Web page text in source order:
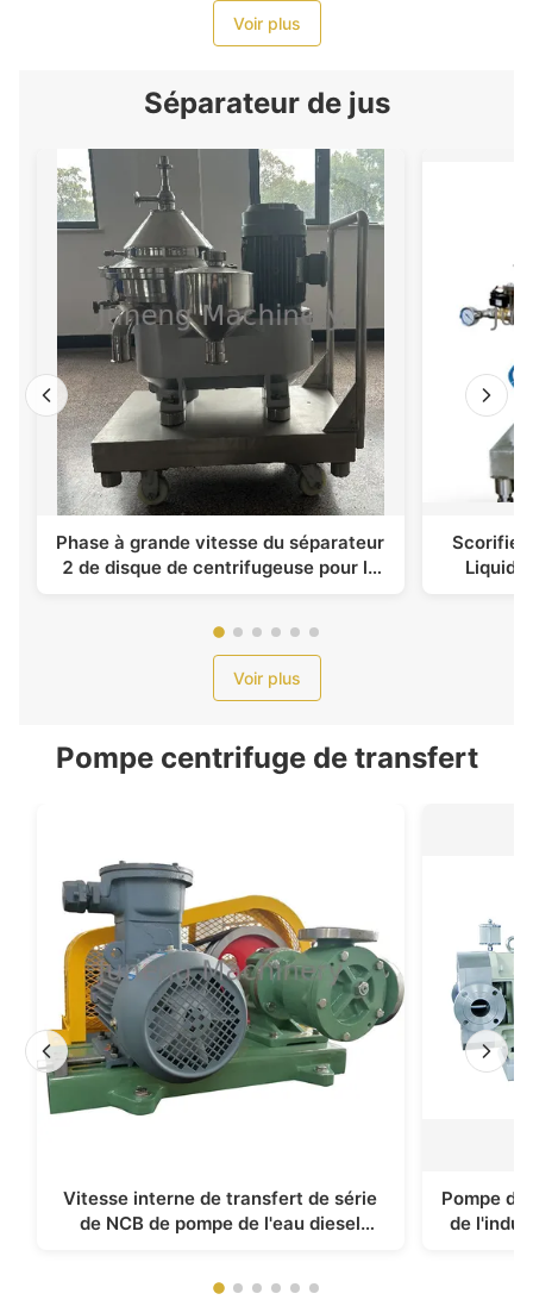
Voir plus
Séparateur de jus
Phase à grande vitesse du séparateur
2 de disque de centrifugeuse pour le
Voir plus
Pompe centrifuge de transfert
Vitesse interne de transfert de série
de NCB de pompe de l'eau diesel
Pompe
de